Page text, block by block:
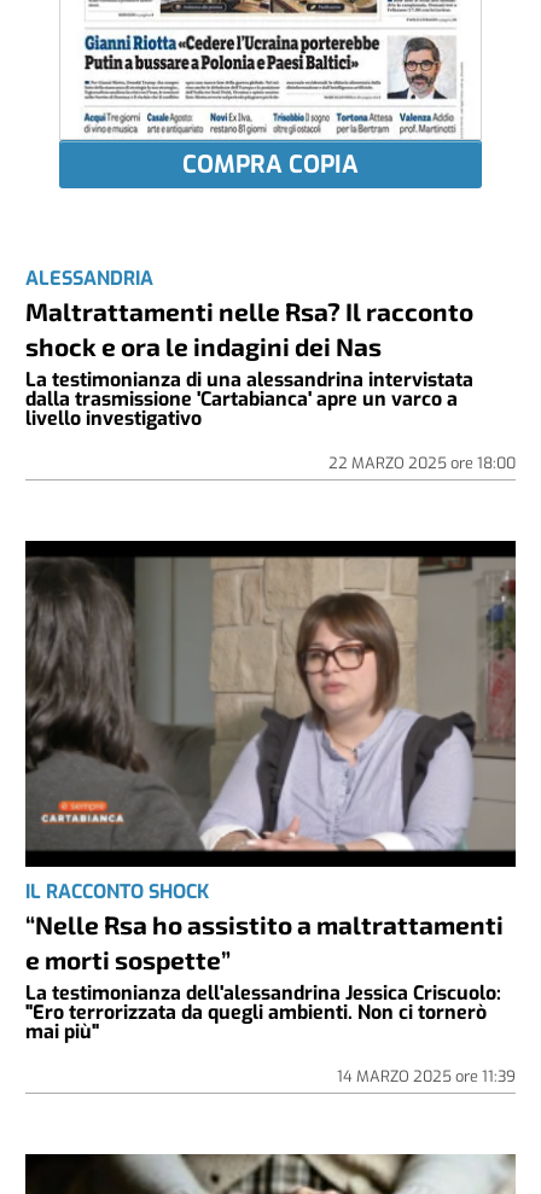
COMPRA COPIA
ALESSANDRIA
Maltrattamenti nelle Rsa? Il racconto
shock e ora le indagini dei Nas
La testimonianza di una alessandrina intervistata
dalla trasmissione 'Cartabianca' apre un varco a
livello investigativo
22 MARZO 2025ore 18:00
IL RACCONTO SHOCK
“Nelle Rsa ho assistito a maltrattamenti
e morti sospette”
La testimonianza dell'alessandrina Jessica Criscuolo:
"Ero terrorizzata da quegli ambienti. Non ci tornerò
mai più"
14 MARZO 2025ore 11:39